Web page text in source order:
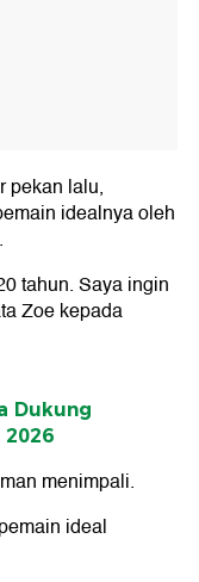
pekan lalu,
idealnya oleh
tahun. Saya ingin
Zoe kepada
Dukung
2026
menimpali.
ideal